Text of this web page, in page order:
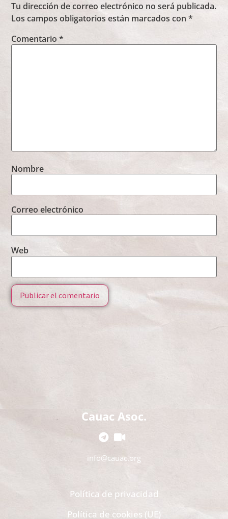
Tu dirección de correo electrónico no será publicada.
Los campos obligatorios están marcados con*
Comentario*
Nombre
Correo electrónico
Web
Cauac Asoc.
info@cauac.org
Política de privacidad
Política de cookies (UE)